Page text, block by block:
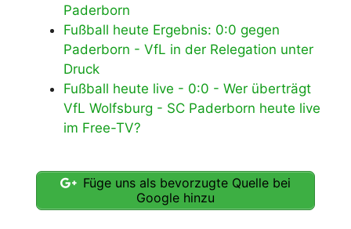
Paderborn
Fußball heute Ergebnis: 0:0 gegen
Paderborn - VfL in der Relegation unter
Druck
Fußball heute live - 0:0 - Wer überträgt
VfL Wolfsburg - SC Paderborn heute live
im Free-TV?
Füge uns als bevorzugte Quelle bei
Google hinzu